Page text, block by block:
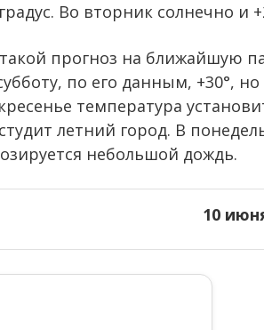
Во вторник солнечно и
прогноз на ближайшую
по его данным, +30°,
температура
летний город. В
небольшой дождь.
10